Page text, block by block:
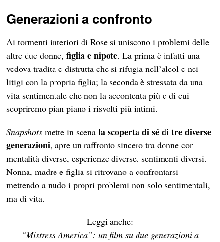
Generazioni a confronto
Ai tormenti interiori di Rose si uniscono i problemi delle
altre due donne,figlia e nipote. La prima è infatti una
vedova tradita e distrutta che si rifugia nell’alcol e nei
litigi con la propria figlia; la seconda è stressata da una
vita sentimentale che non la accontenta più e di cui
scopriremo pian piano i risvolti più intimi.
Snapshots mette in scenala scoperta di sé di tre diverse
generazioni, apre un raffronto sincero tra donne con
mentalità diverse, esperienze diverse, sentimenti diversi.
Nonna, madre e figlia si ritrovano a confrontarsi
mettendo a nudo i propri problemi non solo sentimentali,
ma di vita.
Leggi anche:
“Mistress America”: un film su due generazioni a